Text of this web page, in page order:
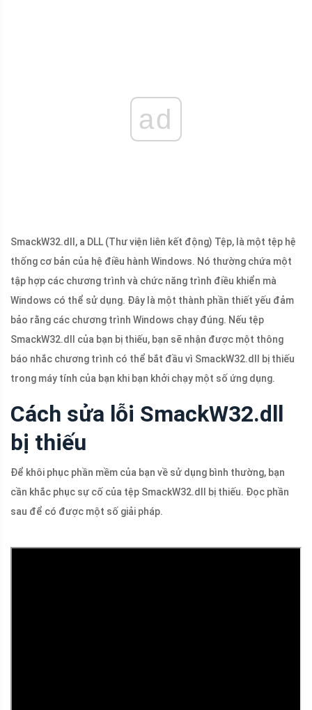
ad
SmackW32.dll, a DLL (Thư viện liên kết động) Tệp, là một tệp hệ
thống cơ bản của hệ điều hành Windows. Nó thường chứa một
tập hợp các chương trình và chức năng trình điều khiển mà
Windows có thể sử dụng. Đây là một thành phần thiết yếu đảm
bảo rằng các chương trình Windows chạy đúng. Nếu tệp
SmackW32.dll của bạn bị thiếu, bạn sẽ nhận được một thông
báo nhắc chương trình có thể bắt đầu vì SmackW32.dll bị thiếu
trong máy tính của bạn khi bạn khởi chạy một số ứng dụng.
Cách sửa lỗi SmackW32.dll
bị thiếu
Để khôi phục phần mềm của bạn về sử dụng bình thường, bạn
cần khắc phục sự cố của tệp SmackW32.dll bị thiếu. Đọc phần
sau để có được một số giải pháp.